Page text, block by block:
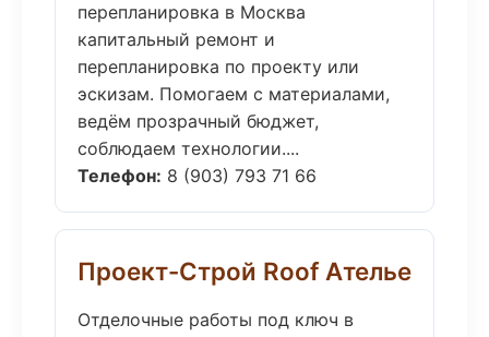
перепланировка в Москва
капитальный ремонт и
перепланировка по проекту или
эскизам. Помогаем с материалами,
ведём прозрачный бюджет,
соблюдаем технологии....
Телефон: 8 (903) 793 71 66
Проект-Строй Roof Ателье
Отделочные работы под ключ в